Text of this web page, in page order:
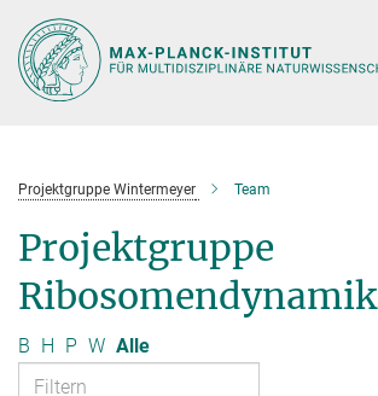
Hauptinhalt
Projektgruppe Wintermeyer Team
Projektgruppe
Ribosomendynamik
B H P W Alle